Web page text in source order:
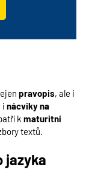
pravopis, ale i
i nácviky na
k maturitní
textů.
jazyka